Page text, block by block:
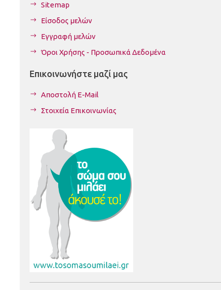
Sitemap
Είσοδος μελών
Εγγραφή μελών
Όροι Χρήσης - Προσωπικά Δεδομένα
Επικοινωνήστε μαζί μας
Αποστολή E-Mail
Στοιχεία Επικοινωνίας